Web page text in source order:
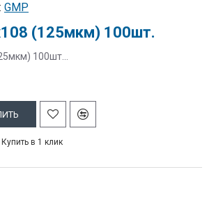
GMP
(125мкм) 100шт.
100шт...
Купить в 1 клик